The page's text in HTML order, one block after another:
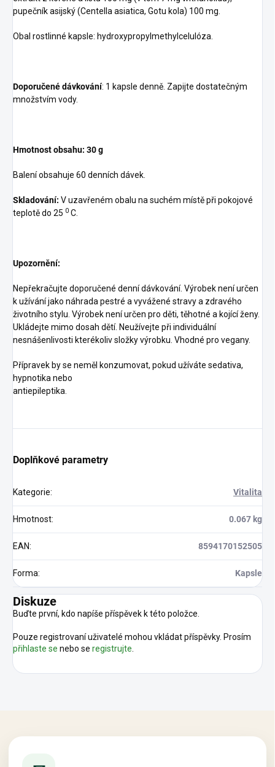
pupečník asijský (Centella asiatica, Gotu kola) 100 mg.
Obal rostlinné kapsle: hydroxypropylmethylcelulóza.
Doporučené dávkování: 1 kapsle denně. Zapijte dostatečným
množstvím vody.
Hmotnost obsahu: 30 g
Balení obsahuje 60 denních dávek.
Skladování: V uzavřeném obalu na suchém místě při pokojové
teplotě do 25 0 C.
Upozornění:
Nepřekračujte doporučené denní dávkování. Výrobek není určen
k užívání jako náhrada pestré a vyvážené stravy a zdravého
životního stylu. Výrobek není určen pro děti, těhotné a kojící ženy.
Ukládejte mimo dosah dětí. Neužívejte při individuální
nesnášenlivosti kterékoliv složky výrobku. Vhodné pro vegany.
Přípravek by se neměl konzumovat, pokud užíváte sedativa,
hypnotika nebo
antiepileptika.
Doplňkové parametry
Kategorie: Vitalita
Hmotnost: 0.067 kg
EAN: 8594170152505
Forma: Kapsle
Diskuze
Buďte první, kdo napíše příspěvek k této položce.
Pouze registrovaní uživatelé mohou vkládat příspěvky. Prosím
přihlaste se nebo se registrujte.